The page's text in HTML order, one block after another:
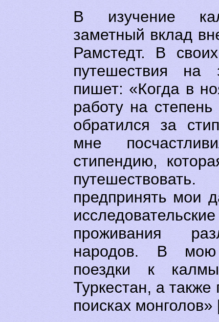
В изучение
заметный вклад
Рамстедт. В
путешествия на
пишет: «Когда в
работу на
обратился за
мне
стипендию,
предпринять мои
проживания
народов. В мою
поездки к
Туркестан, а
поисках монголов»